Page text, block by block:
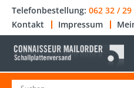
Telefonbestellung: 062 32 / 29
Kontakt
Impressum